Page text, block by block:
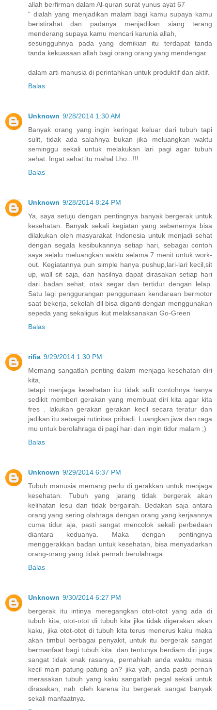
allah berfirman dalam Al-quran surat yunus ayat 67
" dialah yang menjadikan malam bagi kamu supaya kamu
beristirahat dan padanya menjadikan siang terang
menderang supaya kamu mencari karunia allah,
sesungguhnya pada yang demikian itu terdapat tanda
tanda kekuasaan allah bagi orang orang yang mendengar.
dalam arti manusia di perintahkan untuk produktif dan aktif.
Balas
Unknown 9/28/2014 1:30 AM
Banyak orang yang ingin keringat keluar dari tubuh tapi
sulit, tidak ada salahnya bukan jika meluangkan waktu
seminggu sekali untuk melakukan lari pagi agar tubuh
sehat. Ingat sehat itu mahal Lho...!!!
Balas
Unknown 9/28/2014 8:24 PM
Ya, saya setuju dengan pentingnya banyak bergerak untuk
kesehatan. Banyak sekali kegiatan yang sebenernya bisa
dilakukan oleh masyarakat Indonesia untuk menjadi sehat
dengan segala kesibukannya setiap hari, sebagai contoh
saya selalu meluangkan waktu selama 7 menit untuk work-
out. Kegiatannya pun simple hanya pushup,lari-lari kecil,sit
up, wall sit saja, dan hasilnya dapat dirasakan setiap hari
dari badan sehat, otak segar dan tertidur dengan lelap.
Satu lagi penggurangan penggunaan kendaraan bermotor
saat bekerja, sekolah dll bisa diganti dengan menggunakan
sepeda yang sekaligus ikut melaksanakan Go-Green
Balas
rifia 9/29/2014 1:30 PM
Memang sangatlah penting dalam menjaga kesehatan diri
kita,
tetapi menjaga kesehatan itu tidak sulit contohnya hanya
sedikit memberi gerakan yang membuat diri kita agar kita
fres . lakukan gerakan gerakan kecil secara teratur dan
jadikan itu sebagai rutinitas pribadi. Luangkan jiwa dan raga
mu untuk berolahraga di pagi hari dan ingin tidur malam ;)
Balas
Unknown 9/29/2014 6:37 PM
Tubuh manusia memang perlu di gerakkan untuk menjaga
kesehatan. Tubuh yang jarang tidak bergerak akan
kelihatan lesu dan tidak bergairah. Bedakan saja antara
orang yang sering olahraga dengan orang yang kerjaannya
cuma tidur aja, pasti sangat mencolok sekali perbedaan
diantara keduanya. Maka dengan pentingnya
menggerakkan badan untuk kesehatan, bisa menyadarkan
orang-orang yang tidak pernah berolahraga.
Balas
Unknown 9/30/2014 6:27 PM
bergerak itu intinya meregangkan otot-otot yang ada di
tubuh kita, otot-otot di tubuh kita jika tidak digerakan akan
kaku, jika otot-otot di tubuh kita terus menerus kaku maka
akan timbul berbagai penyakit, untuk itu bergerak sangat
bermanfaat bagi tubuh kita. dan tentunya berdiam diri juga
sangat tidak enak rasanya, pernahkah anda waktu masa
kecil main patung-patung an? jika yah, anda pasti pernah
merasakan tubuh yang kaku sangatlah pegal sekali untuk
dirasakan, nah oleh karena itu bergerak sangat banyak
sekali manfaatnya.